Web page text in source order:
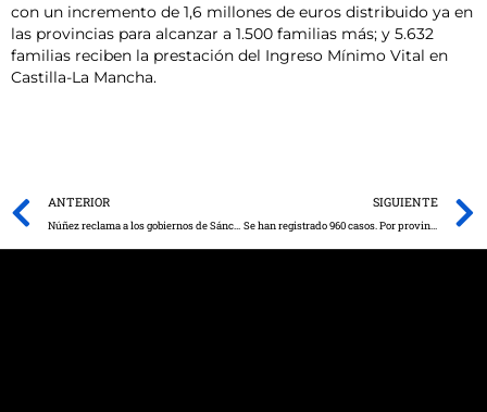
con un incremento de 1,6 millones de euros distribuido ya en
las provincias para alcanzar a 1.500 familias más; y 5.632
familias reciben la prestación del Ingreso Mínimo Vital en
Castilla-La Mancha.
Prev
ANTERIOR
Núñez reclama a los gobiernos de Sánchez y Page que atiendan las necesidades de Las Tablas de Daimiel para garantizar su sostenibilidad y desarrollo
SIGUIENTE
Se han registrado 960 casos. Por provincias, Toledo ha registrado 447, Albacete 201, Ciudad Real 165, Cuenca 91 y Guadalajara 56.